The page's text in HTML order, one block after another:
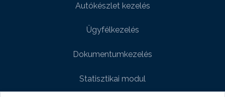
Autókészlet kezelés
Ügyfélkezelés
Dokumentumkezelés
Statisztikai modul